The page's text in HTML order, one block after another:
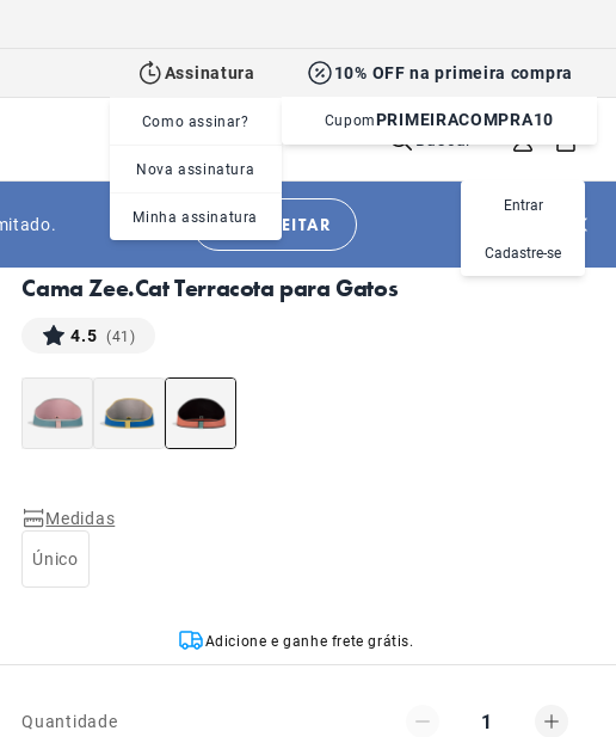
Assinatura
Como assinar?
Nova assinatura
Minha assinatura
10% OFF na primeira compra
CupomPRIMEIRACOMPRA10
Entrar
Cadastre-se
APROVEITAR
Gatos|Acessórios|Camas
Cama Zee.Cat Terracota para Gatos
4.5 (41)
Medidas
Único
Adicione e ganhe frete grátis.
Quantidade 1